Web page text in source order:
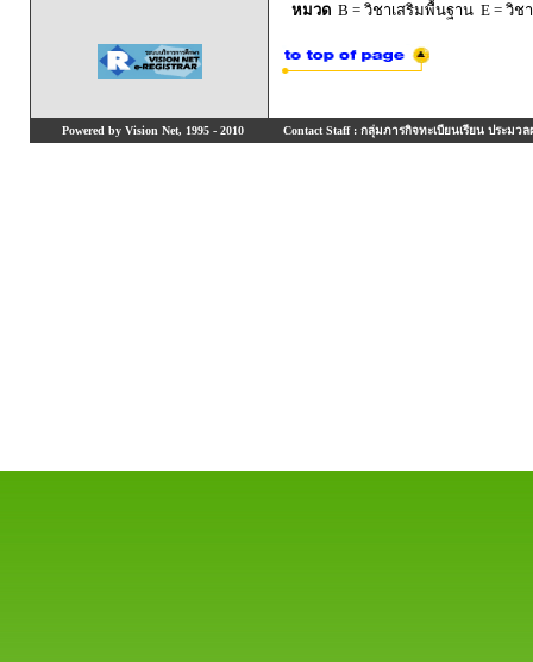
หมวด B = วิชาเสริมพื้นฐาน E = วิช
Powered by Vision Net, 1995 - 2010 Contact Staff : กลุ่มภารกิจทะเบียนเรียน ประมวล